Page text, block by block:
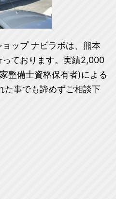
ップ ナビラボは、熊本
ております。実績2,000
整備士資格保有者)による
た事でも諦めずご相談下